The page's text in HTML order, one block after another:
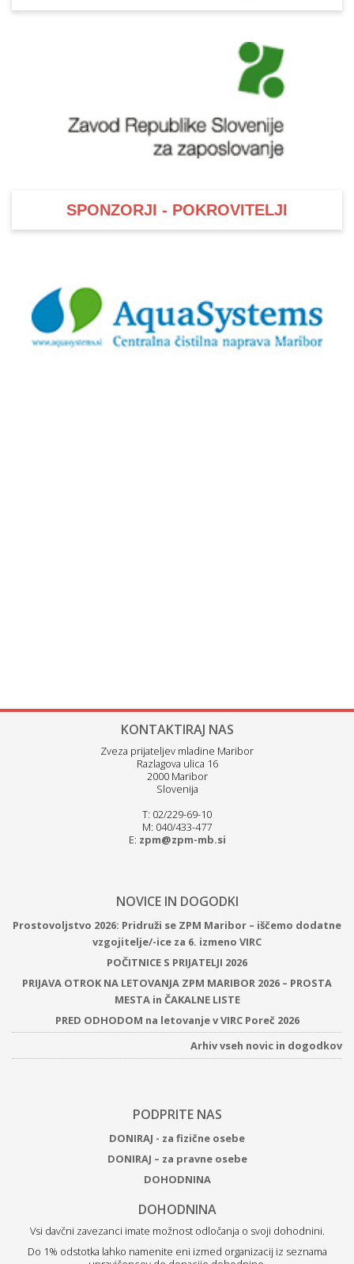
SPONZORJI - POKROVITELJI
KONTAKTIRAJ NAS
Zveza prijateljev mladine Maribor
Razlagova ulica 16
2000 Maribor
Slovenija
T: 02/229-69-10
M: 040/433-477
E: zpm@zpm-mb.si
NOVICE IN DOGODKI
Prostovoljstvo 2026: Pridruži se ZPM Maribor – iščemo dodatne
vzgojitelje/-ice za 6. izmeno VIRC
POČITNICE S PRIJATELJI 2026
PRIJAVA OTROK NA LETOVANJA ZPM MARIBOR 2026 – PROSTA
MESTA in ČAKALNE LISTE
PRED ODHODOM na letovanje v VIRC Poreč 2026
Arhiv vseh novic in dogodkov
PODPRITE NAS
DONIRAJ - za fizične osebe
DONIRAJ – za pravne osebe
DOHODNINA
DOHODNINA
Vsi davčni zavezanci imate možnost odločanja o svoji dohodnini.
Do 1% odstotka lahko namenite eni izmed organizacij iz seznama